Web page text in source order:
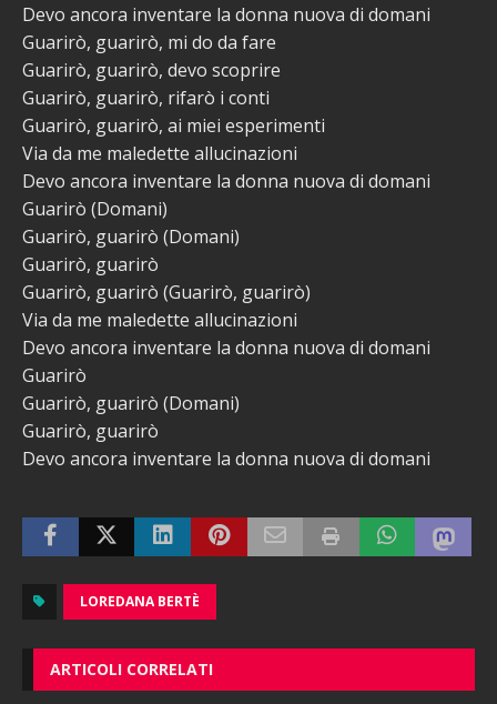
Devo ancora inventare la donna nuova di domani
Guarirò, guarirò, mi do da fare
Guarirò, guarirò, devo scoprire
Guarirò, guarirò, rifarò i conti
Guarirò, guarirò, ai miei esperimenti
Via da me maledette allucinazioni
Devo ancora inventare la donna nuova di domani
Guarirò (Domani)
Guarirò, guarirò (Domani)
Guarirò, guarirò
Guarirò, guarirò (Guarirò, guarirò)
Via da me maledette allucinazioni
Devo ancora inventare la donna nuova di domani
Guarirò
Guarirò, guarirò (Domani)
Guarirò, guarirò
Devo ancora inventare la donna nuova di domani
LOREDANA BERTÈ
ARTICOLI CORRELATI